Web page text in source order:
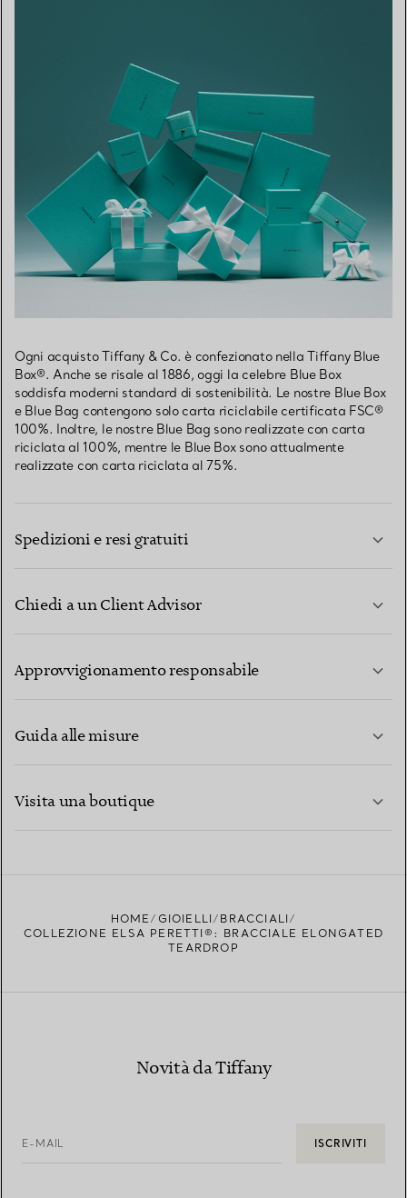
Ogni acquisto Tiffany & Co. è confezionato nella Tiffany Blue
Box®. Anche se risale al 1886, oggi la celebre Blue Box
soddisfa moderni standard di sostenibilità. Le nostre Blue Box
e Blue Bag contengono solo carta riciclabile certificata FSC®
100%. Inoltre, le nostre Blue Bag sono realizzate con carta
riciclata al 100%, mentre le Blue Box sono attualmente
realizzate con carta riciclata al 75%.
Spedizioni e resi gratuiti
Chiedi a un Client Advisor
Approvvigionamento responsabile
Guida alle misure
Visita una boutique
HOME GIOIELLI
BRACCIALI
COLLEZIONE ELSA PERETTI®: BRACCIALE ELONGATED
TEARDROP
Novità da Tiffany
E-MAIL ISCRIVITI